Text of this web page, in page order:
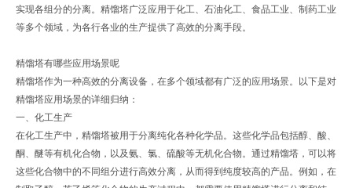
实现各组分的分离。精馏塔广泛应用于化工、石油化工、食品工业、制药工业
等多个领域，为各行各业的生产提供了高效的分离手段。
精馏塔有哪些应用场景呢
精馏塔作为一种高效的分离设备，在多个领域都有广泛的应用场景。以下是对
精馏塔应用场景的详细归纳：
一、化工生产
在化工生产中，精馏塔被用于分离纯化各种化学品。这些化学品包括醇、酸、
酮、醚等有机化合物，以及氨、氯、硫酸等无机化合物。通过精馏塔，可以将
这些化合物中的不同组分进行高效分离，从而得到纯度较高的产品。例如，在